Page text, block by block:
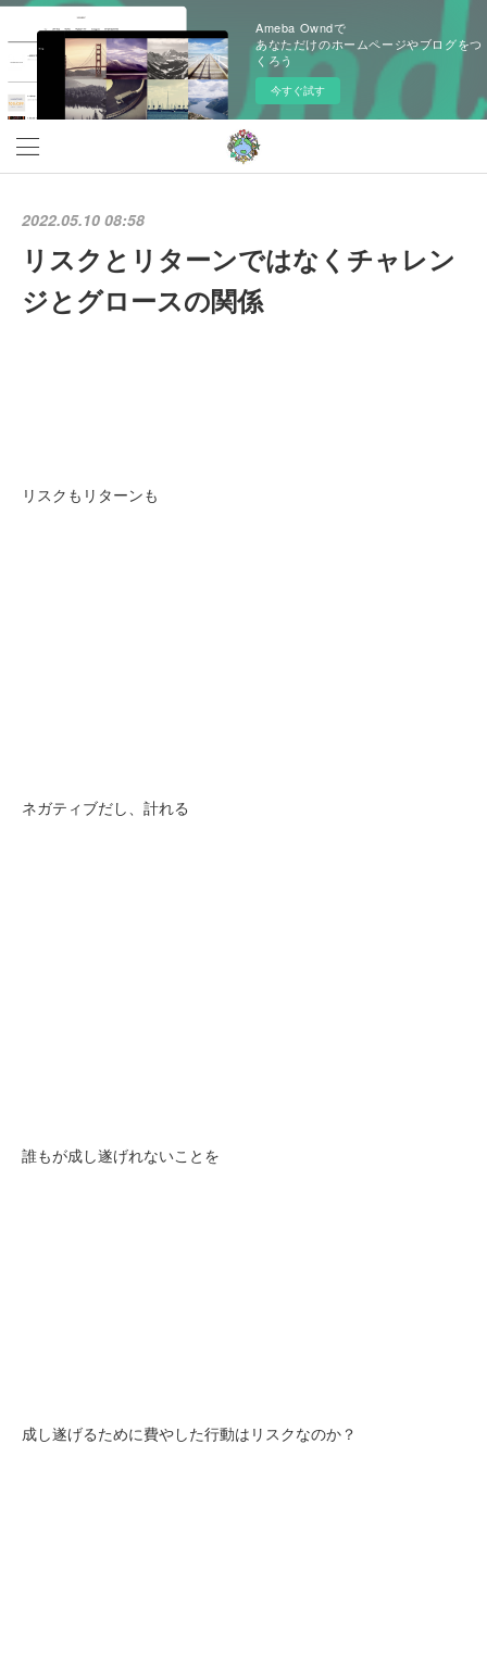
Ameba Owndで
あなただけのホームページやブログをつ
くろう
今すぐ試す
2022.05.10 08:58
リスクとリターンではなくチャレン
ジとグロースの関係
リスクもリターンも
ネガティブだし、計れる
誰もが成し遂げれないことを
成し遂げるために費やした行動はリスクなのか？